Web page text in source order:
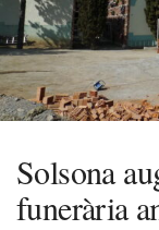
Solsona
funerària